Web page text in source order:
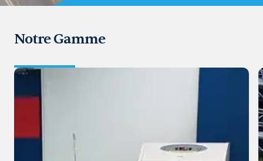
Notre Gamme